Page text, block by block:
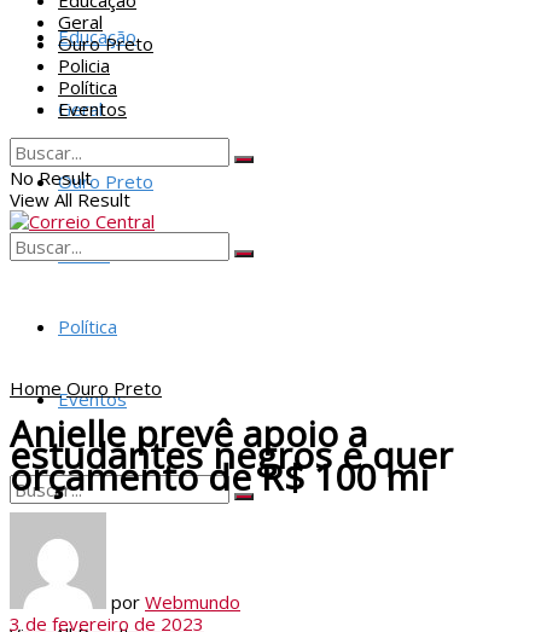
Educação
Geral
Ouro Preto
Policia
Política
Eventos
No Result
Geral
Ouro Preto
Policia
Política
Eventos
No Result
View All Result
Home Ouro Preto
Anielle prevê apoio a
estudantes negros e quer
orçamento de R$ 100 mi
por Webmundo
3 de fevereiro de 2023